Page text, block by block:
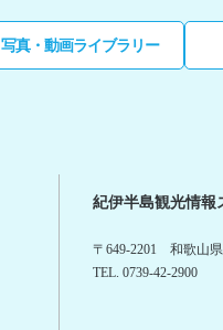
写真・動画ライブラリー
紀伊半島観光情報
〒649-2201 和歌山
TEL. 0739-42-2900